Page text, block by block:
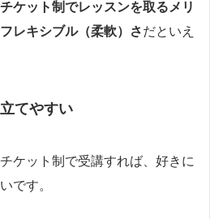
チケット制でレッスンを取るメリ
レキシブル（柔軟）さだといえ
てやすい
ケット制で受講すれば、好きに
です。